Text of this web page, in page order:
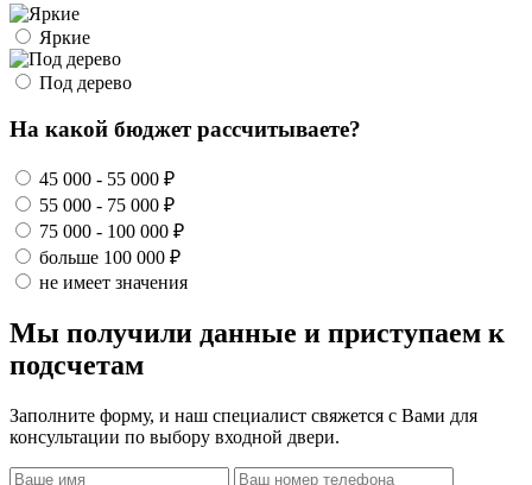
Яркие
Под дерево
На какой бюджет рассчитываете?
45 000 - 55 000 ₽
55 000 - 75 000 ₽
75 000 - 100 000 ₽
больше 100 000 ₽
не имеет значения
Мы получили данные и приступаем к
подсчетам
Заполните форму, и наш специалист свяжется с Вами для
консультации по выбору входной двери.